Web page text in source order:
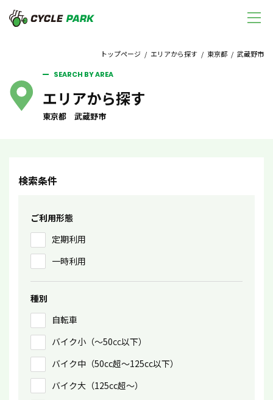
トップページ / エリアから探す / 東京都 / 武蔵野市
SEARCH BY AREA
エリアから探す
東京都 武蔵野市
検索条件
ご利用形態
定期利用
一時利用
種別
自転車
バイク小（〜50㏄以下）
バイク中（50cc超〜125cc以下）
バイク大（125cc超〜）